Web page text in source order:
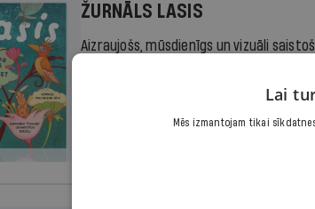
ŽURNĀLS LASIS
Aizraujošs, mūsdienīgs un vizuāli
Lai
Mēs izmantojam tikai